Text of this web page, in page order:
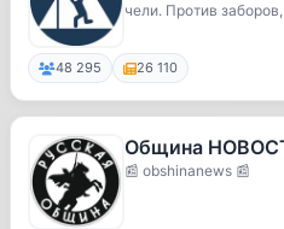
чели. Против
48 295 26 110
Община
📰 obshinanews 📰